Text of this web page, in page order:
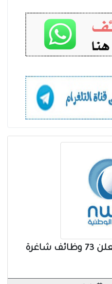
شركة المياه الوطنية تعلن 73 وظائف شاغرة